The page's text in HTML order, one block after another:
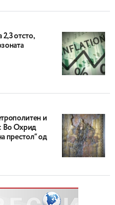
2,3 отсто,
и
Во Охрид
престол“ од